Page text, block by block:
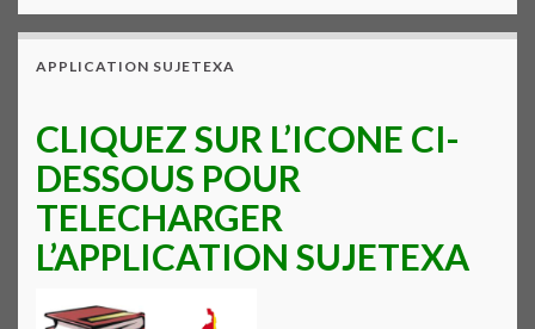
APPLICATION SUJETEXA
CLIQUEZ SUR L’ICONE CI-
DESSOUS POUR
TELECHARGER
L’APPLICATION SUJETEXA